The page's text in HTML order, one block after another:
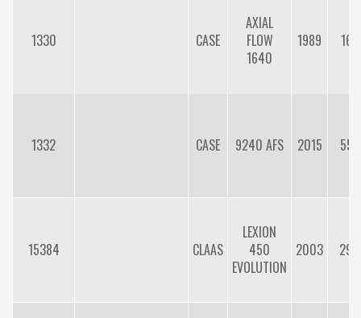
1330 CASE
AXIAL
FLOW
1640
1989 166
1332 CASE 9240 AFS 2015 557
15384 CLAAS
LEXION
450
EVOLUTION
2003 290